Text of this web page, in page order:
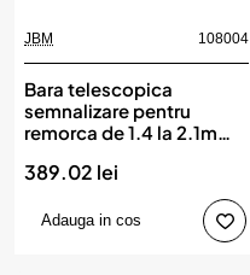
JBM 108004
Bara telescopica
semnalizare pentru
remorca de 1.4 la 2.1m
389.02 lei
Adauga in cos